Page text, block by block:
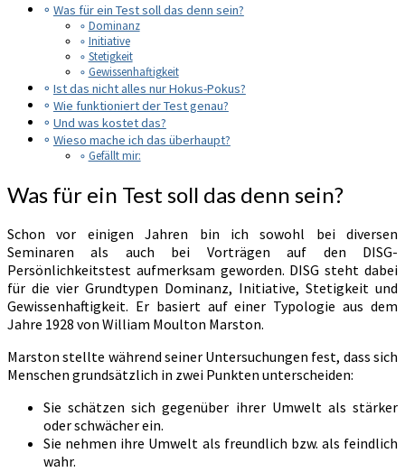
Was für ein Test soll das denn sein?
Dominanz
Initiative
Stetigkeit
Gewissenhaftigkeit
Ist das nicht alles nur Hokus-Pokus?
Wie funktioniert der Test genau?
Und was kostet das?
Wieso mache ich das überhaupt?
Gefällt mir:
Was für ein Test soll das denn sein?
Schon vor einigen Jahren bin ich sowohl bei diversen
Seminaren als auch bei Vorträgen auf den DISG-
Persönlichkeitstest aufmerksam geworden. DISG steht dabei
für die vier Grundtypen Dominanz, Initiative, Stetigkeit und
Gewissenhaftigkeit. Er basiert auf einer Typologie aus dem
Jahre 1928 von William Moulton Marston.
Marston stellte während seiner Untersuchungen fest, dass sich
Menschen grundsätzlich in zwei Punkten unterscheiden:
Sie schätzen sich gegenüber ihrer Umwelt als stärker
oder schwächer ein.
Sie nehmen ihre Umwelt als freundlich bzw. als feindlich
wahr.